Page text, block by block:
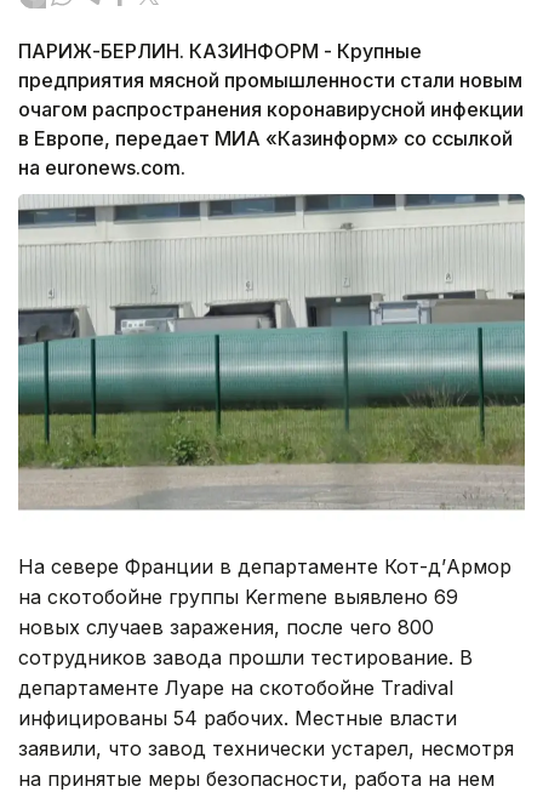
ПАРИЖ-БЕРЛИН. КАЗИНФОРМ - Крупные
предприятия мясной промышленности стали новым
очагом распространения коронавирусной инфекции
в Европе, передает МИА «Казинформ» со ссылкой
на euronews.com.
На севере Франции в департаменте Кот-д’Армор
на скотобойне группы Kermene выявлено 69
новых случаев заражения, после чего 800
сотрудников завода прошли тестирование. В
департаменте Луаре на скотобойне Tradival
инфицированы 54 рабочих. Местные власти
заявили, что завод технически устарел, несмотря
на принятые меры безопасности, работа на нем